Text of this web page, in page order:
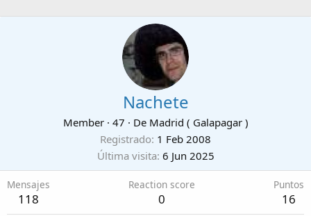
Nachete
Member · 47 · De Madrid ( Galapagar )
Registrado 1 Feb 2008
Última visita 6 Jun 2025
Mensajes
118
Reaction score
0
Puntos
16